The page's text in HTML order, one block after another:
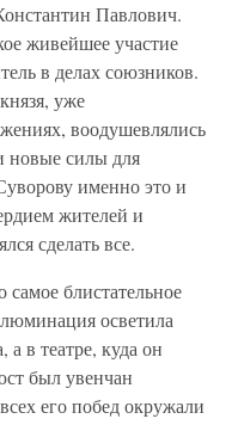
Павлович.
живейшее участие
в делах союзников.
уже
воодушевлялись
новые силы для
именно это и
жителей и
сделать все.
блистательное
осветила
а в театре, куда он
был увенчан
его побед окружали